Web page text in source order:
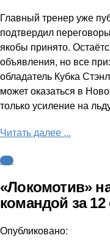
Главный тренер уже
подтвердил
якобы принято.
объявления, но все
обладатель Кубка
может оказаться в
только усиление на
Читать далее ...
КХЛ
«Локомотив»
командой за 12
Опубликовано: